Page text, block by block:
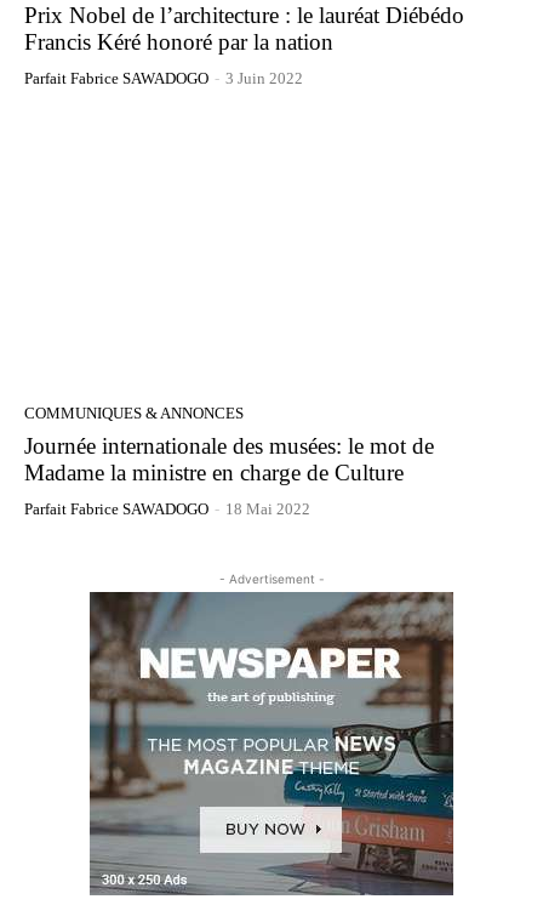
Prix Nobel de l’architecture : le lauréat Diébédo
Francis Kéré honoré par la nation
Parfait Fabrice SAWADOGO - 3 Juin 2022
COMMUNIQUES & ANNONCES
Journée internationale des musées: le mot de
Madame la ministre en charge de Culture
Parfait Fabrice SAWADOGO - 18 Mai 2022
- Advertisement -